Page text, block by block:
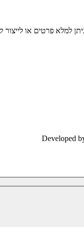
למלא פרטים או